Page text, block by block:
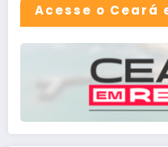
Acesse o Ceará